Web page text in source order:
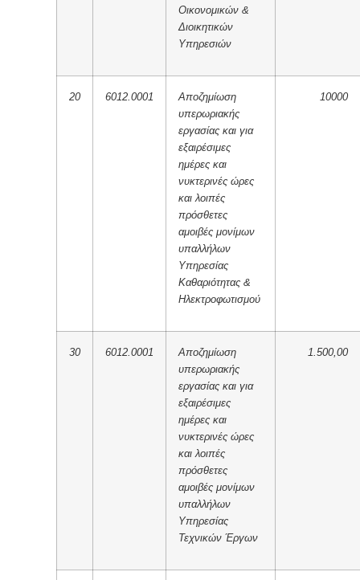
Οικονομικών &
Διοικητικών
Υπηρεσιών
20 6012.0001
Αποζημίωση
υπερωριακής
εργασίας και για
εξαιρέσιμες
ημέρες και
νυκτερινές ώρες
και λοιπές
πρόσθετες
αμοιβές μονίμων
υπαλλήλων
Υπηρεσίας
Καθαριότητας &
Ηλεκτροφωτισμού
10000
30 6012.0001
Αποζημίωση
υπερωριακής
εργασίας και για
εξαιρέσιμες
ημέρες και
νυκτερινές ώρες
και λοιπές
πρόσθετες
αμοιβές μονίμων
υπαλλήλων
Υπηρεσίας
Τεχνικών Έργων
1.500,00